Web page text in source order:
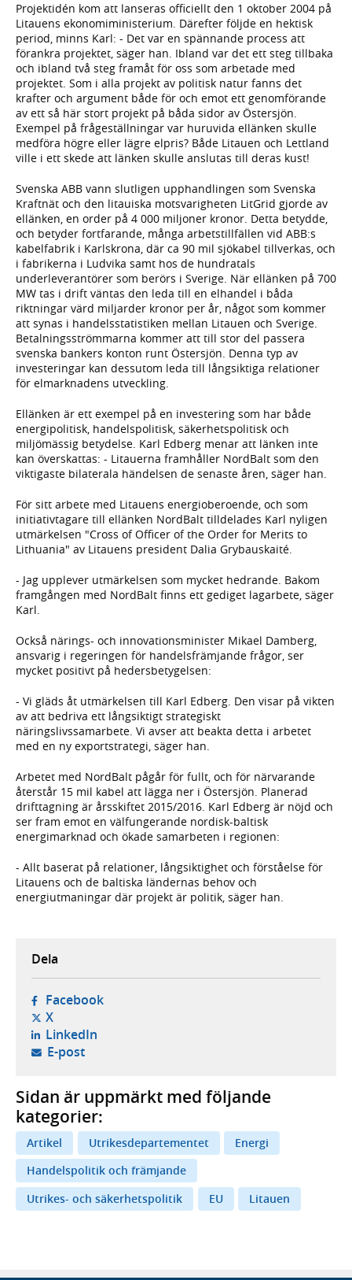
Projektidén kom att lanseras officiellt den 1 oktober 2004 på
Litauens ekonomiministerium. Därefter följde en hektisk
period, minns Karl: - Det var en spännande process att
förankra projektet, säger han. Ibland var det ett steg tillbaka
och ibland två steg framåt för oss som arbetade med
projektet. Som i alla projekt av politisk natur fanns det
krafter och argument både för och emot ett genomförande
av ett så här stort projekt på båda sidor av Östersjön.
Exempel på frågeställningar var huruvida ellänken skulle
medföra högre eller lägre elpris? Både Litauen och Lettland
ville i ett skede att länken skulle anslutas till deras kust!
Svenska ABB vann slutligen upphandlingen som Svenska
Kraftnät och den litauiska motsvarigheten LitGrid gjorde av
ellänken, en order på 4 000 miljoner kronor. Detta betydde,
och betyder fortfarande, många arbetstillfällen vid ABB:s
kabelfabrik i Karlskrona, där ca 90 mil sjökabel tillverkas, och
i fabrikerna i Ludvika samt hos de hundratals
underleverantörer som berörs i Sverige. När ellänken på 700
MW tas i drift väntas den leda till en elhandel i båda
riktningar värd miljarder kronor per år, något som kommer
att synas i handelsstatistiken mellan Litauen och Sverige.
Betalningsströmmarna kommer att till stor del passera
svenska bankers konton runt Östersjön. Denna typ av
investeringar kan dessutom leda till långsiktiga relationer
för elmarknadens utveckling.
Ellänken är ett exempel på en investering som har både
energipolitisk, handelspolitisk, säkerhetspolitisk och
miljömässig betydelse. Karl Edberg menar att länken inte
kan överskattas: - Litauerna framhåller NordBalt som den
viktigaste bilaterala händelsen de senaste åren, säger han.
För sitt arbete med Litauens energioberoende, och som
initiativtagare till ellänken NordBalt tilldelades Karl nyligen
utmärkelsen "Cross of Officer of the Order for Merits to
Lithuania" av Litauens president Dalia Grybauskaité.
- Jag upplever utmärkelsen som mycket hedrande. Bakom
framgången med NordBalt finns ett gediget lagarbete, säger
Karl.
Också närings- och innovationsminister Mikael Damberg,
ansvarig i regeringen för handelsfrämjande frågor, ser
mycket positivt på hedersbetygelsen:
- Vi gläds åt utmärkelsen till Karl Edberg. Den visar på vikten
av att bedriva ett långsiktigt strategiskt
näringslivssamarbete. Vi avser att beakta detta i arbetet
med en ny exportstrategi, säger han.
Arbetet med NordBalt pågår för fullt, och för närvarande
återstår 15 mil kabel att lägga ner i Östersjön. Planerad
drifttagning är årsskiftet 2015/2016. Karl Edberg är nöjd och
ser fram emot en välfungerande nordisk-baltisk
energimarknad och ökade samarbeten i regionen:
- Allt baserat på relationer, långsiktighet och förståelse för
Litauens och de baltiska ländernas behov och
energiutmaningar där projekt är politik, säger han.
Dela
Facebook- öppnas i ny flik, extern webbplats,
X- öppnas i ny flik, extern webbplats,
LinkedIn- öppnas i ny flik, extern webbplats,
E-post- öppnar din e-postklient,
Sidan är uppmärkt med följande
kategorier:
Artikel Utrikesdepartementet
Energi
Handelspolitik och främjande
Utrikes- och säkerhetspolitik
EU Litauen